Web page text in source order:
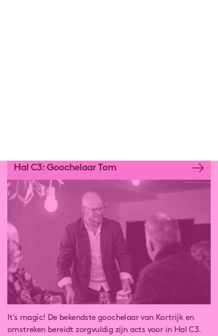
Hal C3: Goochelaar Tom
It's magic! De bekendste goochelaar van Kortrijk en
omstreken bereidt zorgvuldig zijn acts voor in Hal C3.